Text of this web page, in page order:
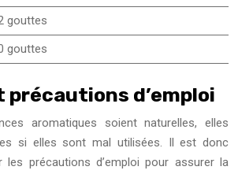
gouttes
gouttes
d’emploi
aromatiques soient naturelles, elles
si elles sont mal utilisées. Il est donc
les précautions d’emploi pour assurer la